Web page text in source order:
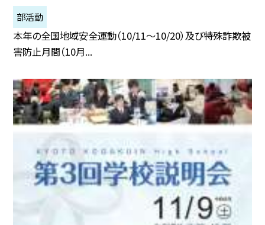
部活動
本年の全国地域安全運動（10/11〜10/20）及び特殊詐欺被
害防止月間（10月...